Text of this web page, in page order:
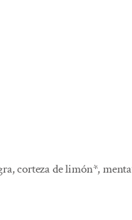
corteza de limón*,